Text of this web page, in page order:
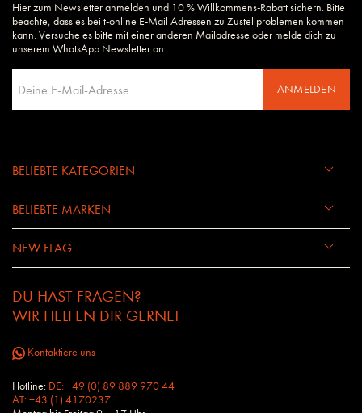
Hier zum Newsletter anmelden und 10 % Willkommens-Rabatt sichern. Bitte
beachte, dass es bei t-online E-Mail Adressen zu Zustellproblemen kommen
kann. Versuche es bitte mit einer anderen Mailadresse oder melde dich zu
unserem WhatsApp Newsletter an.
ANMELDEN
BELIEBTE KATEGORIEN
BELIEBTE MARKEN
NEW FLAG
DU HAST FRAGEN?
WIR HELFEN DIR GERNE!
Kontaktiere uns
Hotline: DE: +49 (0) 89 889 970 44
AT: +43 (1) 4170237